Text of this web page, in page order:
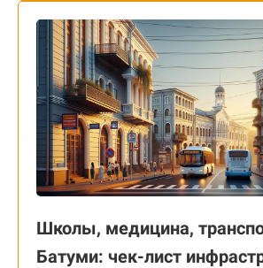
Школы, медицина,
Батуми: чек-лист